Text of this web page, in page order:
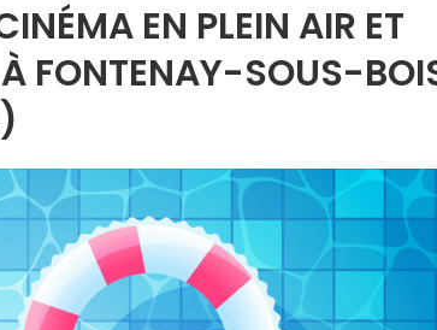
EN PLEIN AIR ET
À FONTENAY-SOUS-